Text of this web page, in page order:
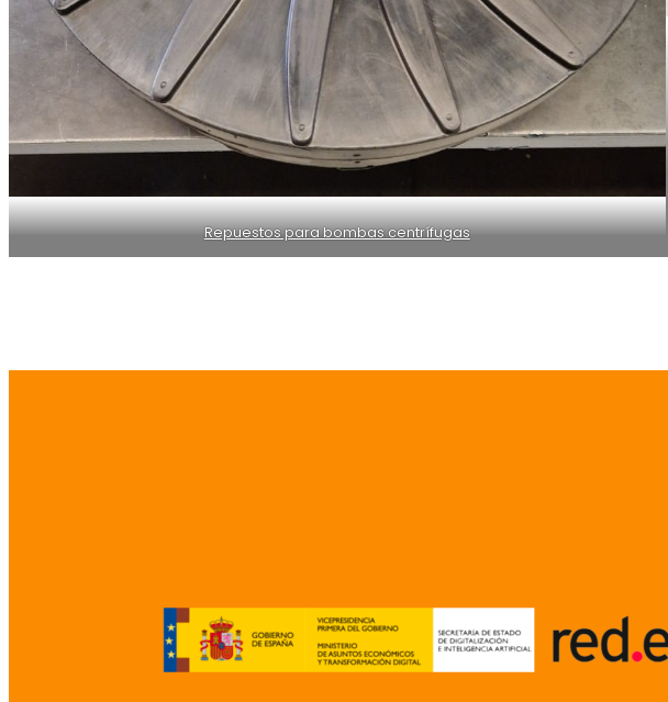
Repuestos para bombas centrífugas